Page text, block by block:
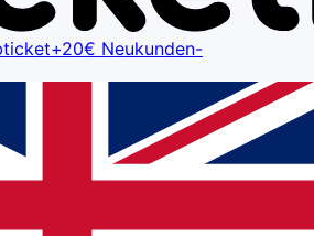
20€ Neukunden-